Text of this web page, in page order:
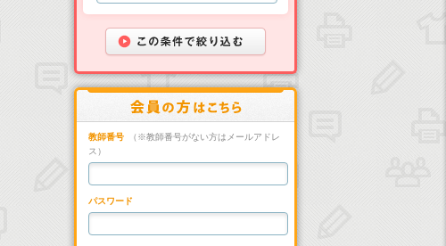
教師番号
（※教師番号がない方はメールアドレ
ス）
パスワード